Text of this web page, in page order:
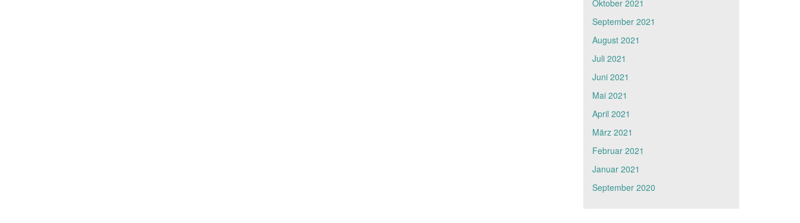
Oktober 2021
September 2021
August 2021
Juli 2021
Juni 2021
Mai 2021
April 2021
März 2021
Februar 2021
Januar 2021
September 2020